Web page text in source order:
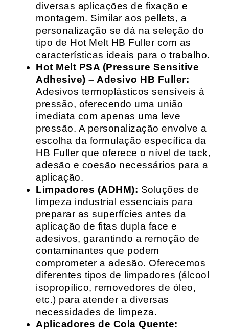
diversas aplicações de fixação e
montagem. Similar aos pellets, a
personalização se dá na seleção do
tipo de Hot Melt HB Fuller com as
características ideais para o trabalho.
Hot Melt PSA (Pressure Sensitive
Adhesive) – Adesivo HB Fuller:
Adesivos termoplásticos sensíveis à
pressão, oferecendo uma união
imediata com apenas uma leve
pressão. A personalização envolve a
escolha da formulação específica da
HB Fuller que oferece o nível de tack,
adesão e coesão necessários para a
aplicação.
Limpadores (ADHM): Soluções de
limpeza industrial essenciais para
preparar as superfícies antes da
aplicação de fitas dupla face e
adesivos, garantindo a remoção de
contaminantes que podem
comprometer a adesão. Oferecemos
diferentes tipos de limpadores (álcool
isopropílico, removedores de óleo,
etc.) para atender a diversas
necessidades de limpeza.
Aplicadores de Cola Quente: